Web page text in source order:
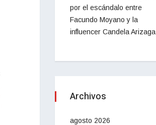
por el escándalo entre
Facundo Moyano y la
influencer Candela Arizaga
Archivos
agosto 2026